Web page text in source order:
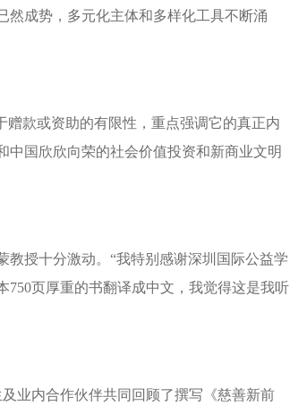
然成势，多元化主体和多样化工具不断涌
赠款或资助的有限性，重点强调它的真正内
国欣欣向荣的社会价值投资和新商业文明
教授十分激动。“我特别感谢深圳国际公益学
页厚重的书翻译成中文，我觉得这是我听
业内合作伙伴共同回顾了撰写《慈善新前